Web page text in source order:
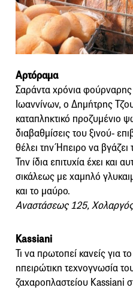
Αρτόραμα
Σαράντα χρόνια
Ιωαννίνων, ο Δημήτρης
καταπληκτικό προζυμένιο
διαβαθμίσεις του ξινού-
θέλει την Ήπειρο να
Την ίδια επιτυχία έχει και
σικάλεως με χαμηλό
και το μαύρο.
Αναστάσεως 125,
Κassiani
Τι να πρωτοπεί κανείς για
ηπειρώτικη τεχνογνωσία
ζαχαροπλαστείου Kassiani